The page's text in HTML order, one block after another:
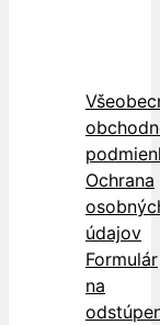
Ochrana
údajov
Formulár
na